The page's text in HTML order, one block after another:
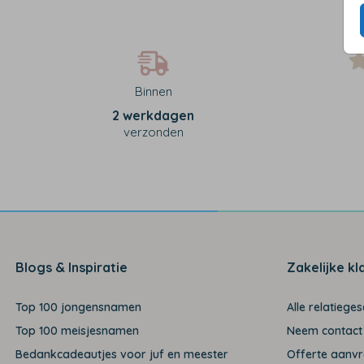
Binnen
2 werkdagen
verzonden
Blogs & Inspiratie
Top 100 jongensnamen
Top 100 meisjesnamen
Bedankcadeautjes voor juf en meester
Zakelijke
Alle
Neem
Offerte